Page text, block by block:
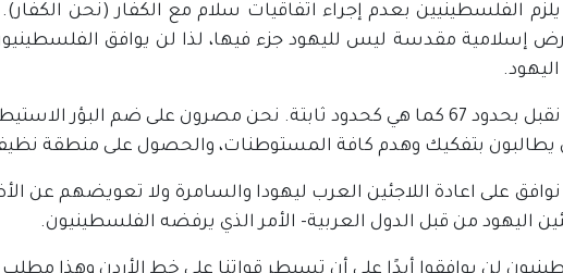
يلزم الفلسطينيين بعدم إجراء اتفاقيات سلام مع الكفار (نحن
إسلامية مقدسة ليس لليهود جزء فيها، لذا لن يوافق
ثانيًا: نحن لن نقبل بحدود 67 كما هي كحدود ثابتة. نحن مصرون على ضم البؤر
يطالبون بتفكيك وهدم كافة المستوطنات، والحصول على منطقة
نوافق على اعادة اللاجئين العرب ليهودا والسامرة ولا تعويضهم عن
اليهود من قبل الدول العربية- الأمر الذي يرفضه الفلسطينيون.